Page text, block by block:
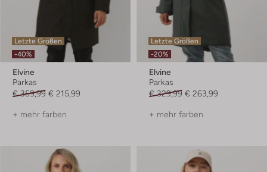
Letzte Größen
-40%
Elvine
Parkas
€ 359,99 € 215,99
+ mehr farben
Letzte Größen
-20%
Elvine
Parkas
€ 329,99 € 263,99
+ mehr farben